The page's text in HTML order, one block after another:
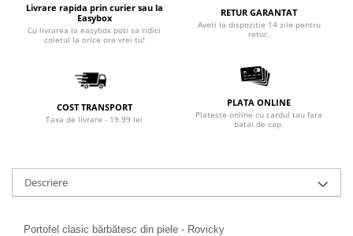
Livrare rapida prin curier sau la
Easybox
Cu livrarea la easybox poti sa ridici
coletul la orice ora vrei tu!
RETUR GARANTAT
Aveti la dispozitie 14 zile pentru
retur.
COST TRANSPORT
Taxa de livrare - 19.99 lei
PLATA ONLINE
Plateste online cu cardul tau fara
batai de cap.
Descriere
Portofel clasic bărbătesc din piele - Rovicky